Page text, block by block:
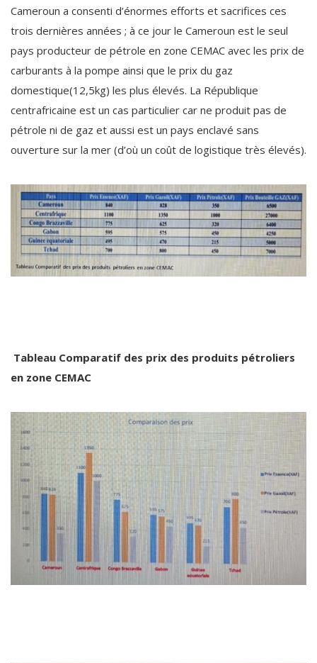
Cameroun a consenti d’énormes efforts et sacrifices ces
trois dernières années ; à ce jour le Cameroun est le seul
pays producteur de pétrole en zone CEMAC avec les prix de
carburants à la pompe ainsi que le prix du gaz
domestique(12,5kg) les plus élevés. La République
centrafricaine est un cas particulier car ne produit pas de
pétrole ni de gaz et aussi est un pays enclavé sans
ouverture sur la mer (d’où un coût de logistique très élevés).
Tableau Comparatif des prix des produits pétroliers
en zone CEMAC